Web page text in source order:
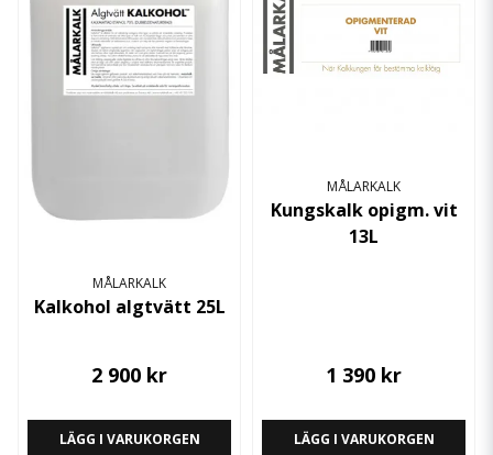
MÅLARKALK
Kalkohol algtvätt 25L
2 900 kr
LÄGG I VARUKORGEN
MÅLARKALK
Kungskalk opigm. vit
13L
1 390 kr
LÄGG I VARUKORGEN